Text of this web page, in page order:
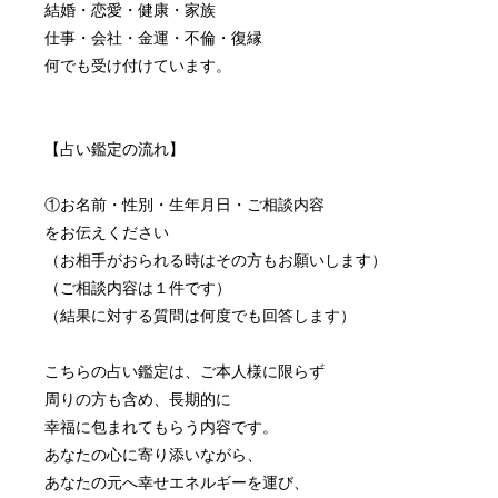
結婚・恋愛・健康・家族
仕事・会社・金運・不倫・復縁
何でも受け付けています。
【占い鑑定の流れ】
①お名前・性別・生年月日・ご相談内容
をお伝えください
（お相手がおられる時はその方もお願いします）
（ご相談内容は１件です）
（結果に対する質問は何度でも回答します）
こちらの占い鑑定は、ご本人様に限らず
周りの方も含め、長期的に
幸福に包まれてもらう内容です。
あなたの心に寄り添いながら、
あなたの元へ幸せエネルギーを運び、